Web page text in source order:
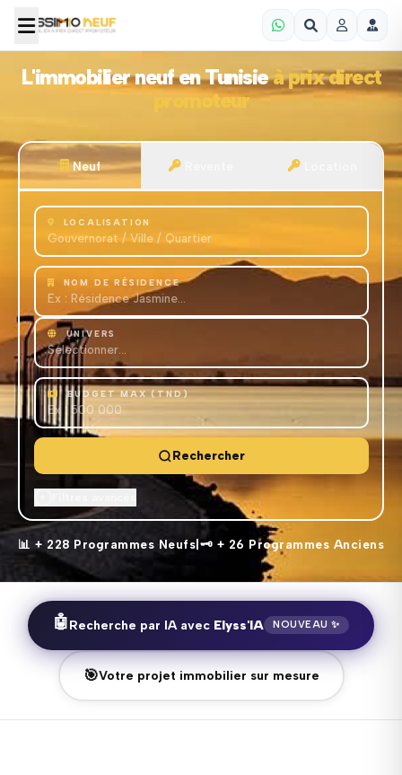
L'immobilier neuf en Tunisieà prix direct
promoteur
Neuf
LOCALISATION
NOM DE RÉSIDENCE
UNIVERS
BUDGET MAX (TND)
Rechercher
TYPE DE BIEN
ÉQUIPEMENTS
📊 + 228 Programmes Neufs|🗝️ + 26 Programmes Anciens
🤖Recherche par IA avec Elyss'IA NOUVEAU ✨
🎯Votre projet immobilier sur mesure